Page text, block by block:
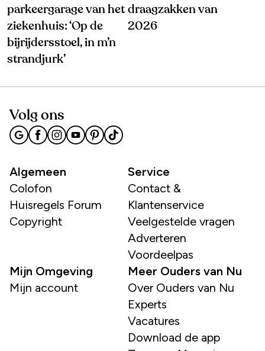
parkeergarage van het
ziekenhuis: ‘Op de
bijrijdersstoel, in m’n
strandjurk’
draagzakken van
2026
Volg ons
Algemeen
Colofon
Huisregels Forum
Copyright
Service
Contact &
Klantenservice
Veelgestelde vragen
Adverteren
Voordeelpas
Mijn Omgeving
Mijn account
Meer Ouders van Nu
Over Ouders van Nu
Experts
Vacatures
Download de app